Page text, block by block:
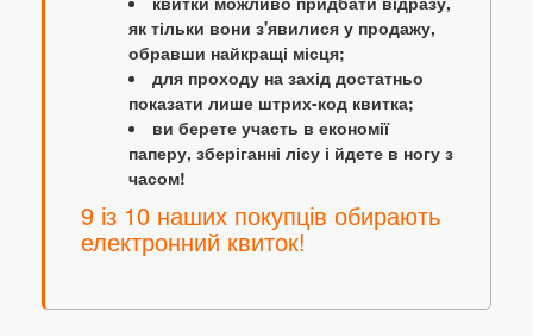
як тільки вони з'явилися у продажу,
обравши найкращі місця;
для проходу на захід достатньо
показати лише штрих-код квитка;
ви берете участь в економії
паперу, зберіганні лісу і йдете в ногу з
часом!
9 із 10 наших покупців обирають
електронний квиток!